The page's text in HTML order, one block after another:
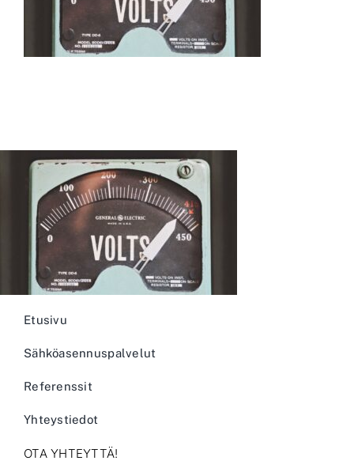
YHTEYSTIEDOT
Etusivu
Sähköasennuspalvelut
Referenssit
Yhteystiedot
OTA YHTEYTTÄ!